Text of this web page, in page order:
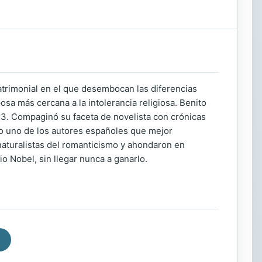
en el que desembocan las diferencias
más cercana a la intolerancia religiosa. Benito
Compaginó su faceta de novelista con crónicas
uno de los autores españoles que mejor
del romanticismo y ahondaron en
Nobel, sin llegar nunca a ganarlo.